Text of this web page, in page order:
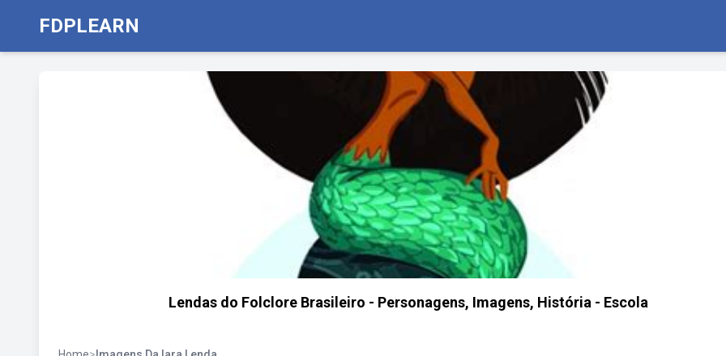
FDPLEARN
Lendas do Folclore Brasileiro - Personagens, Imagens, História - Escola